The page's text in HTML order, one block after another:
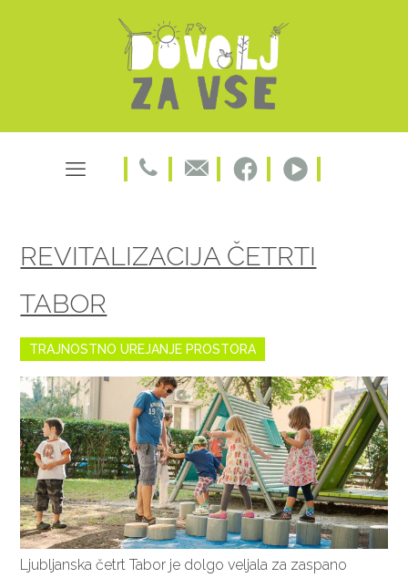
REVITALIZACIJA ČETRTI
TABOR
TRAJNOSTNO UREJANJE PROSTORA
Ljubljanska četrt Tabor je dolgo veljala za zaspano